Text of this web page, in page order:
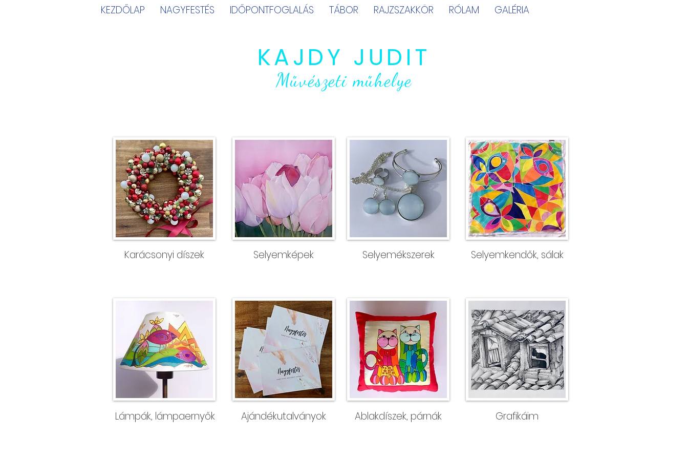
KEZDŐLAP NAGYFESTÉS IDŐPONTFOGLALÁS TÁBOR RAJZSZAKKÖR RÓLAM GALÉRIA
KAJDY JUDIT
Művészeti műhelye
Karácsonyi díszek Selyemképek Selyemékszerek Selyemkendők, sálak
Lámpák, lámpaernyők Ajándékutalványok Ablakdíszek, párnák Grafikáim